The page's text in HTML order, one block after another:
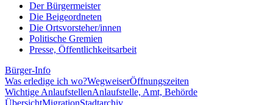
Der Bürgermeister
Die Beigeordneten
Die Ortsvorsteher/innen
Politische Gremien
Presse, Öffentlichkeitsarbeit
Bürger-Info
Was erledige ich wo?WegweiserÖffnungszeiten
Wichtige AnlaufstellenAnlaufstelle, Amt, Behörde
ÜbersichtMigrationStadtarchiv